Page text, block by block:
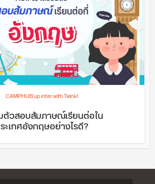
CAMPHUB up inter with Twinkl
ตัวสอบสัมภาษณ์เรียนต่อใน
ะเทศอังกฤษอย่างไรดี?